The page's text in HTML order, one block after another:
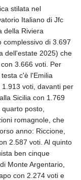
stilata nel
Italiano di Jfc
della Riviera
complessivo di 3.697
dell'estate 2025) che
3.666 voti. Per
c'è l'Emilia
voti, davanti per
Sicilia con 1.769
posto,
romagnole, che
anno: Riccione,
2.587 voti. Al quinto
ben cinque
Monte Argentario,
con 2.274 voti e